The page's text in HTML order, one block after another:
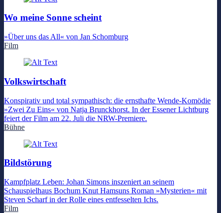
Wo meine Sonne scheint
»Über uns das All« von Jan Schomburg
Film
Volkswirtschaft
Konspirativ und total sympathisch: die ernsthafte Wende-Komödie
»Zwei Zu Eins« von Natja Brunckhorst. In der Essener Lichtburg
feiert der Film am 22. Juli die NRW-Premiere.
Bühne
Bildstörung
Kampfplatz Leben: Johan Simons inszeniert an seinem
Schauspielhaus Bochum Knut Hamsuns Roman »Mysterien« mit
Steven Scharf in der Rolle eines entfesselten Ichs.
Film